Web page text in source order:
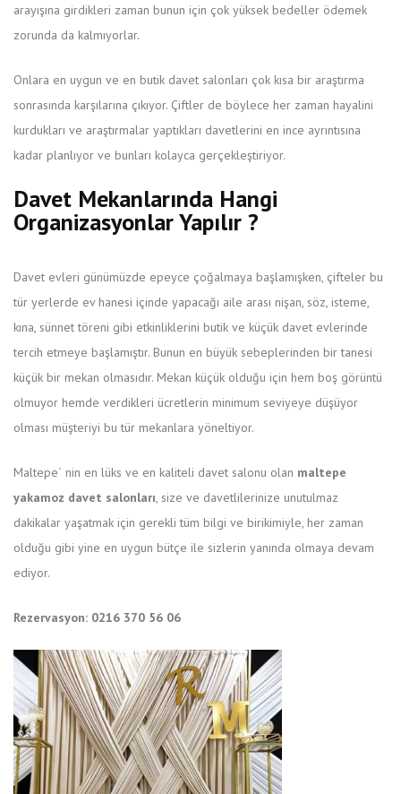
arayışına girdikleri zaman bunun için çok yüksek bedeller ödemek
zorunda da kalmıyorlar.
Onlara en uygun ve en butik davet salonları çok kısa bir araştırma
sonrasında karşılarına çıkıyor. Çiftler de böylece her zaman hayalini
kurdukları ve araştırmalar yaptıkları davetlerini en ince ayrıntısına
kadar planlıyor ve bunları kolayca gerçekleştiriyor.
Davet Mekanlarında Hangi
Organizasyonlar Yapılır ?
Davet evleri günümüzde epeyce çoğalmaya başlamışken, çifteler bu
tür yerlerde ev hanesi içinde yapacağı aile arası nişan, söz, isteme,
kına, sünnet töreni gibi etkinliklerini butik ve küçük davet evlerinde
tercih etmeye başlamıştır. Bunun en büyük sebeplerinden bir tanesi
küçük bir mekan olmasıdır. Mekan küçük olduğu için hem boş görüntü
olmuyor hemde verdikleri ücretlerin minimum seviyeye düşüyor
olması müşteriyi bu tür mekanlara yöneltiyor.
Maltepe´ nin en lüks ve en kaliteli davet salonu olan maltepe
yakamoz davet salonları, size ve davetlilerinize unutulmaz
dakikalar yaşatmak için gerekli tüm bilgi ve birikimiyle, her zaman
olduğu gibi yine en uygun bütçe ile sizlerin yanında olmaya devam
ediyor.
Rezervasyon: 0216 370 56 06